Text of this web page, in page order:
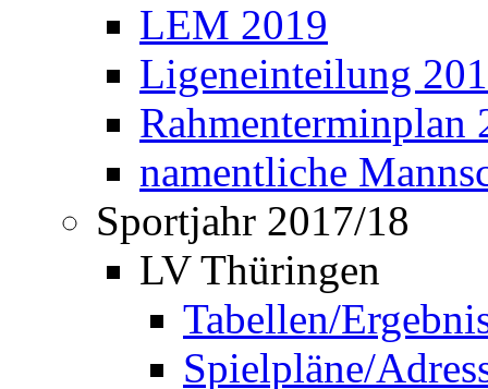
LEM 2019
Ligeneinteilung
Rahmenterminplan
namentliche
Sportjahr 2017/18
LV Thüringen
Tabellen/
Spielpläne/